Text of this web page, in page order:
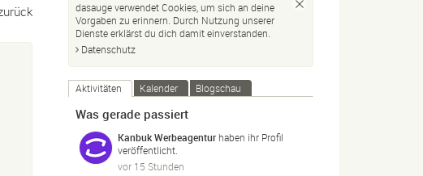
dasauge verwendet Cookies, um sich an deine
Vorgaben zu erinnern. Durch Nutzung unserer
Dienste erklärst du dich damit einverstanden.
Datenschutz
Aktivitäten Kalender Blogschau
Was gerade passiert
Kanbuk Werbeagentur haben ihr Profil
veröffentlicht.
vor 15 Stunden